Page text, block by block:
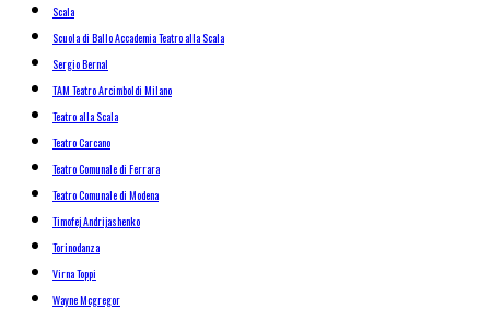
Scala
Scuola di Ballo Accademia Teatro alla Scala
Sergio Bernal
TAM Teatro Arcimboldi Milano
Teatro alla Scala
Teatro Carcano
Teatro Comunale di Ferrara
Teatro Comunale di Modena
Timofej Andrijashenko
Torinodanza
Virna Toppi
Wayne Mcgregor